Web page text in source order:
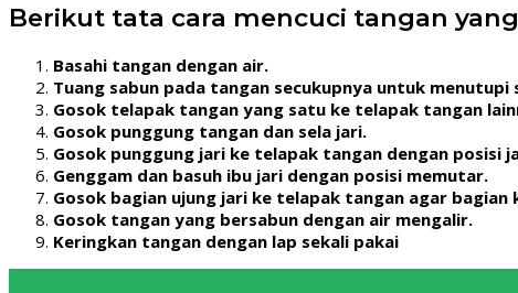
Berikut tata cara mencuci tangan
Basahi tangan dengan air.
Tuang sabun pada tangan secukupnya untuk menutupi
Gosok telapak tangan yang satu ke telapak tangan
Gosok punggung tangan dan sela jari.
Gosok punggung jari ke telapak tangan dengan posisi
Genggam dan basuh ibu jari dengan posisi memutar.
Gosok bagian ujung jari ke telapak tangan agar bagian
Gosok tangan yang bersabun dengan air mengalir.
Keringkan tangan dengan lap sekali pakai